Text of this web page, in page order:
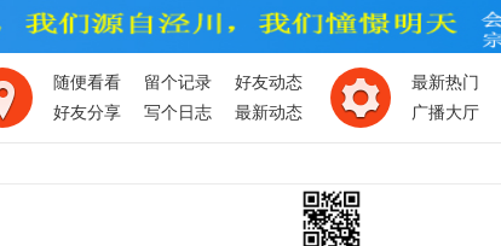
随便看看 留个记录
好友动态
好友分享
写个日志 最新动态
最新热门
广播大厅